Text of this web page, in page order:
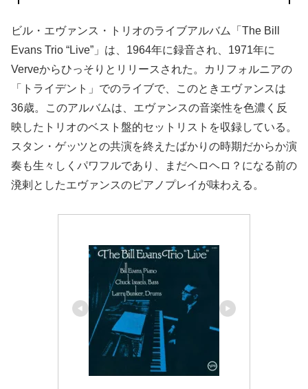
ビル・エヴァンス・トリオのライブアルバム「The Bill
Evans Trio “Live”」は、1964年に録音され、1971年に
Verveからひっそりとリリースされた。カリフォルニアの
「トライデント」でのライブで、このときエヴァンスは
36歳。このアルバムは、エヴァンスの音楽性を色濃く反
映したトリオのベスト盤的セットリストを収録している。
スタン・ゲッツとの共演を終えたばかりの時期だからか演
奏も生々しくパワフルであり、まだヘロヘロ？になる前の
溌剌としたエヴァンスのピアノプレイが味わえる。